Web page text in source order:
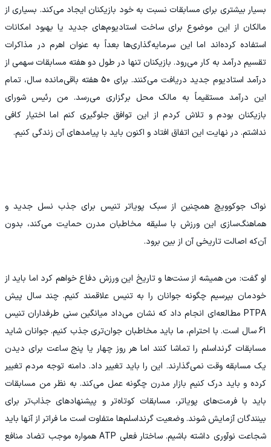
بسیار بیشتری برای مسابقات نسبت به خود بازیکنان ایجاد می‌کند. بسیاری از
مالکان از این موضوع برای ساخت استادیوم‌های جدید یا بهبود امکانات
استفاده کرده‌اند اما این سرمایه‌گذاری‌ها بعداً به‌ عنوان اهرم در مذاکرات
تقسیم درآمد به کار می‌رود. بازیکنان تنها در طول دو هفته مسابقات سهمی از
درآمد استادیوم جدید دریافت می‌کنند. برای 50 هفته باقی‌مانده سال، تمام
این درآمد مستقیماً به مالک محل برگزاری می‌رسد. من رئیس شورای
بازیکنان بودم و تلاش کردم از این توافق جلوگیری کنم اما اختیار کافی
نداشتم. در نهایت این اتفاق افتاد و اکنون باید با پیامدهای آن زندگی کنیم.
نواک جوکوویچ همچنین از سبک پویاتر تنیس برای جذب نسل جدید و
هماهنگ‌سازی این ورزش با سلیقه مخاطبان مدرن حمایت می‌کند، بدون
آن‌که اصالت تاریخی آن از بین برود.
او گفت: من همیشه از سنت‌ها و تاریخ این ورزش دفاع خواهم کرد اما باید از
خودمان بپرسیم چگونه جوانان را به تنیس علاقمند کنیم. چند سال پیش
PTPA مطالعه‌ای انجام داد که نشان می‌داد میانگین سنی طرفداران تنیس
61 سال است. با احترام، ما باید مخاطبان جوان‌تری جذب کنیم. جوانان شاید
مسابقات گرنداسلم را تماشا کنند اما هر روز چهار یا پنج ساعت برای دیدن
یک مسابقه وقت نمی‌گذارند. این را باید تغییر داد. دامنه توجه مردم تغییر
کرده و باید درک کنیم بازار مدرن چگونه عمل می‌کند. به نظر من مسابقات
باید با فرمت‌های پویاتر، مسابقات کوتاه‌تر و پیشنهادهای جذاب‌تر برای
بینندگان آزمایش شوند. وضعیت گرنداسلم‌ها متفاوت است ما فراتر از آنها باید
شجاعت نوآوری داشته باشیم. ساختار فعلی ATP همواره موجب تضاد منافع